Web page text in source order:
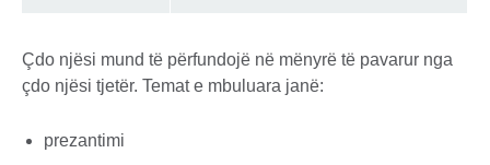
Çdo njësi mund të përfundojë në mënyrë të pavarur nga
çdo njësi tjetër. Temat e mbuluara janë:
prezantimi